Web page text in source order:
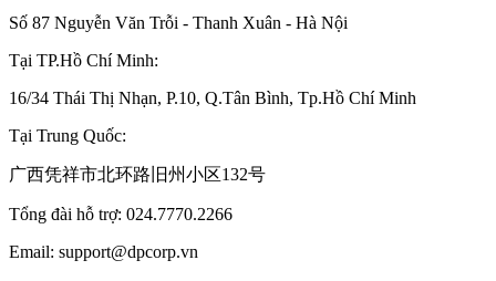
Số 87 Nguyễn Văn Trỗi - Thanh Xuân - Hà Nội
Tại TP.Hồ Chí Minh:
16/34 Thái Thị Nhạn, P.10, Q.Tân Bình, Tp.Hồ Chí Minh
Tại Trung Quốc:
广西凭祥市北环路旧州小区132号
Tổng đài hỗ trợ: 024.7770.2266
Email: support@dpcorp.vn